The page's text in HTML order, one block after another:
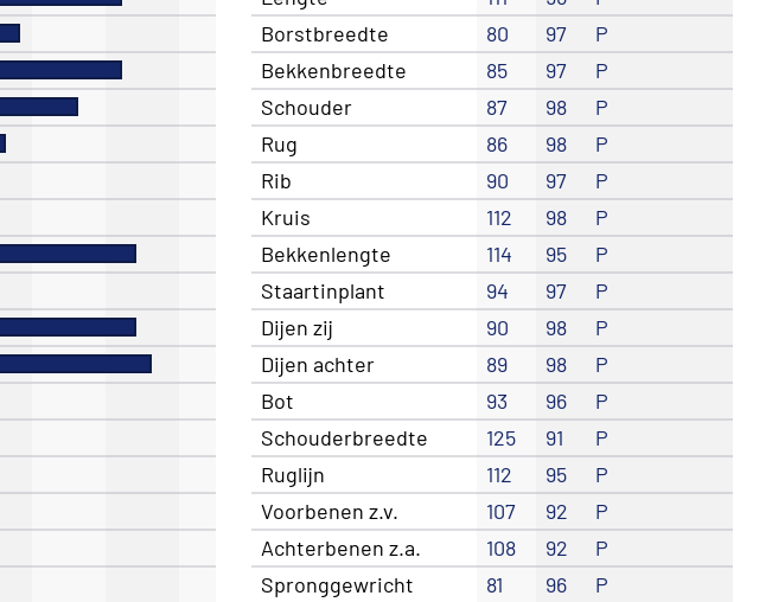
Borstbreedte
80 97
P
Bekkenbreedte
85 97
P
Schouder
87 98
P
Rug
86 98
P
Rib
90 97
P
Kruis
112 98
P
Bekkenlengte
114 95
P
Staartinplant
94 97
P
Dijen zij
90 98
P
Dijen achter
89 98
P
Bot
93 96
P
Schouderbreedte
125 91
P
Ruglijn
112 95
P
Voorbenen z.v.
107 92
P
Achterbenen z.a.
108 92
P
Spronggewricht
81 96 P